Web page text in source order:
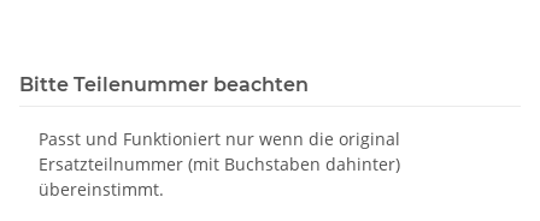
Bitte Teilenummer beachten
Passt und Funktioniert nur wenn die original
Ersatzteilnummer (mit Buchstaben dahinter)
übereinstimmt.